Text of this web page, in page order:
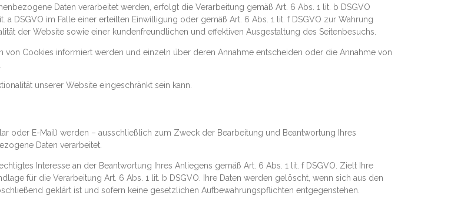
Daten verarbeitet werden, erfolgt die Verarbeitung gemäß Art. 6 Abs. 1 lit. b DSGVO
DSGVO im Falle einer erteilten Einwilligung oder gemäß Art. 6 Abs. 1 lit. f DSGVO zur Wahrung
der Website sowie einer kundenfreundlichen und effektiven Ausgestaltung des Seitenbesuchs.
von Cookies informiert werden und einzeln über deren Annahme entscheiden oder die Annahme von
unserer Website eingeschränkt sein kann.
oder E-Mail) werden – ausschließlich zum Zweck der Bearbeitung und Beantwortung Ihres
Daten verarbeitet.
Interesse an der Beantwortung Ihres Anliegens gemäß Art. 6 Abs. 1 lit. f DSGVO. Zielt Ihre
für die Verarbeitung Art. 6 Abs. 1 lit. b DSGVO. Ihre Daten werden gelöscht, wenn sich aus den
geklärt ist und sofern keine gesetzlichen Aufbewahrungspflichten entgegenstehen.